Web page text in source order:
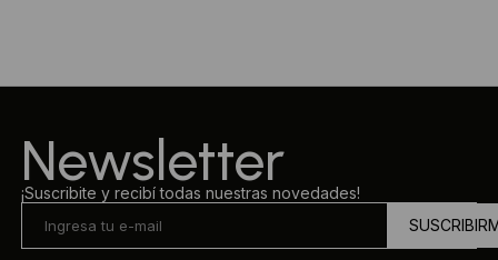
Newsletter
¡Suscribite y recibí todas nuestras novedades!